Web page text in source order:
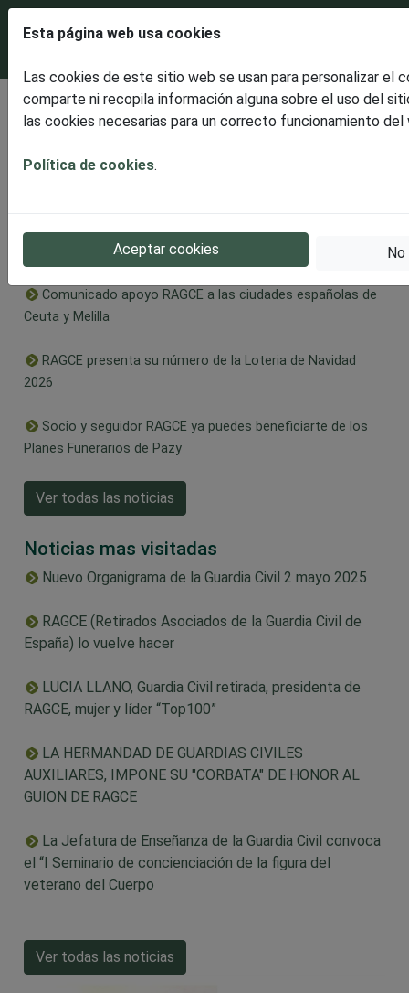
Últimas noticias
TOTAL
Solidaria, dedicada este año al Alzheimer en apoyo a
Comunicado apoyo RAGCE a las ciudades españolas de
Ceuta y Melilla
RAGCE presenta su número de la Loteria de Navidad
2026
Socio y seguidor RAGCE ya puedes beneficiarte de los
Planes Funerarios de Pazy
Ver todas las noticias
Noticias mas visitadas
Nuevo Organigrama de la Guardia Civil 2 mayo 2025
RAGCE (Retirados Asociados de la Guardia Civil de
España) lo vuelve hacer
LUCIA LLANO, Guardia Civil retirada, presidenta de
RAGCE, mujer y líder “Top100”
LA HERMANDAD DE GUARDIAS CIVILES
AUXILIARES, IMPONE SU "CORBATA" DE HONOR AL
GUION DE RAGCE
La Jefatura de Enseñanza de la Guardia Civil convoca
el “I Seminario de concienciación de la figura del
veterano del Cuerpo
Ver todas las noticias
Esta página web usa cookies
Las cookies de este sitio web se usan para personalizar el
comparte ni recopila información alguna sobre el uso del
las cookies necesarias para un correcto funcionamiento del
Política de cookies.
Aceptar cookies